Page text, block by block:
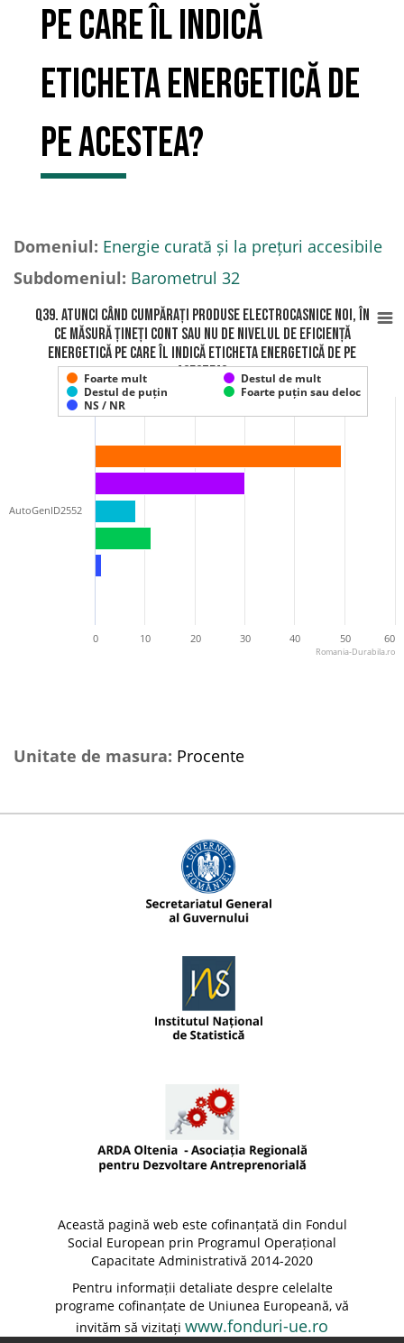
pe care îl indică
eticheta energetică de
pe acestea?
Domeniul: Energie curată și la prețuri accesibile
Subdomeniul: Barometrul 32
Q39. Atunci când cumpărați produse electrocasnice noi, în
ce măsură țineți cont sau nu de nivelul de eficiență
energetică pe care îl indică eticheta energetică de pe
acestea?
Foarte mult
Destul de mult
Destul de puțin
Foarte puțin sau deloc
NS / NR
AutoGenID2552
0 10 20 30 40 50 60
Romania-Durabila.ro
Unitate de masura: Procente
Această pagină web este cofinanțată din Fondul
Social European prin Programul Operațional
Capacitate Administrativă 2014-2020
Pentru informații detaliate despre celelalte
programe cofinanțate de Uniunea Europeană, vă
invităm să vizitați www.fonduri-ue.ro